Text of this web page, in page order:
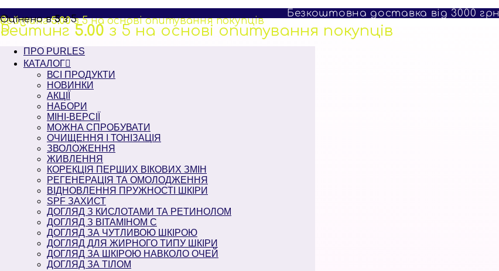
до
вмісту
Безкоштовна доставка від 3000 грн
ПРО PURLES
КАТАЛОГ
ВСІ ПРОДУКТИ
НОВИНКИ
АКЦІЇ
НАБОРИ
МІНІ-ВЕРСІЇ
МОЖНА СПРОБУВАТИ
ОЧИЩЕННЯ І ТОНІЗАЦІЯ
ЗВОЛОЖЕННЯ
ЖИВЛЕННЯ
КОРЕКЦІЯ ПЕРШИХ ВІКОВИХ ЗМІН
РЕГЕНЕРАЦІЯ ТА ОМОЛОДЖЕННЯ
ВІДНОВЛЕННЯ ПРУЖНОСТІ ШКІРИ
SPF ЗАХИСТ
ДОГЛЯД З КИСЛОТАМИ ТА РЕТИНОЛОМ
ДОГЛЯД З ВІТАМІНОМ С
ДОГЛЯД ЗА ЧУТЛИВОЮ ШКІРОЮ
ДОГЛЯД ДЛЯ ЖИРНОГО ТИПУ ШКІРИ
ДОГЛЯД ЗА ШКІРОЮ НАВКОЛО ОЧЕЙ
ДОГЛЯД ЗА ТІЛОМ
Рейтинг 5.00 з 5 на основі опитування
5 покупців
Рейтинг5.00з 5 на основі опитування
5 покупців
Оцінено в5з 5